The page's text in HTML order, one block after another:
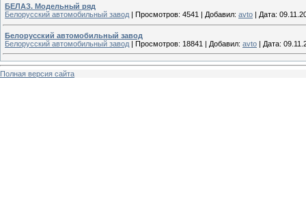
БЕЛАЗ. Модельный ряд
Белорусский автомобильный завод
Просмотров: 4541 Добавил: avto Дата:
Белорусский автомобильный завод
Белорусский автомобильный завод | Просмотров: 18841 | Добавил: avto | Дата:
Полная версия сайта